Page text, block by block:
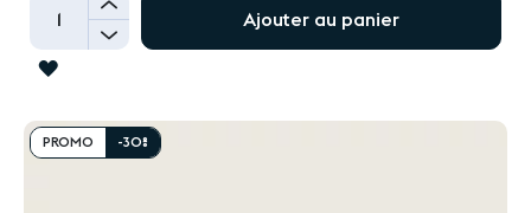
-
Ajouter au panier
AJOUTER
LA
PROMO -30%